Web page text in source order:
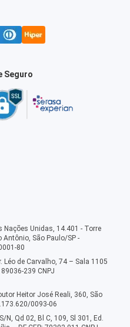
Seguro
Nações Unidas, 14.401 - Torre
Antônio, São Paulo/SP -
80
Léo de Carvalho, 74 – Sala 1105
239 CNPJ
Heitor José Reali, 360, São
0093-06
N, Qd 02, Bl C, 109, Sl 301, Ed.